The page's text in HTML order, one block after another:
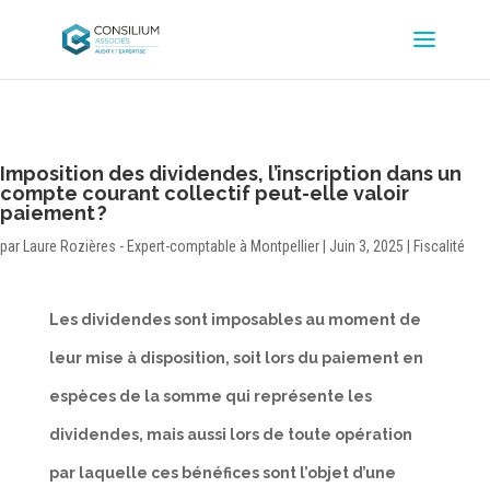
Imposition des dividendes, l’inscription dans un
compte courant collectif peut-elle valoir
paiement ?
par Laure Rozières - Expert-comptable à Montpellier Juin 3, 2025 Fiscalité
Les dividendes sont imposables au moment de
leur mise à disposition, soit lors du paiement en
espèces de la somme qui représente les
dividendes, mais aussi lors de toute opération
par laquelle ces bénéfices sont l’objet d’une